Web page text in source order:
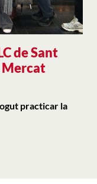
de Sant
Mercat
practicar la